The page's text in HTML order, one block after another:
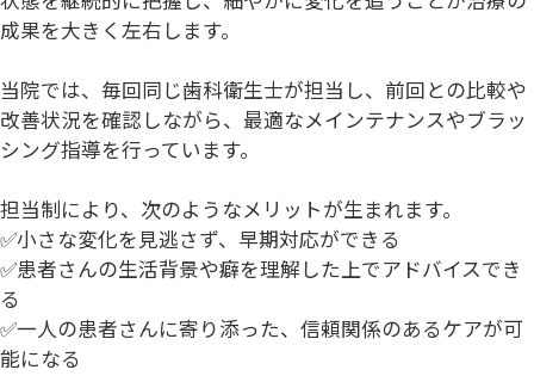
成果を大きく左右します。
当院では、 毎回同じ歯科衛生士が担当 し、前回との比較や
改善状況を確認しながら、最適なメインテナンスやブラッ
シング指導を行っています。
担当制により、次のようなメリットが生まれます。
✅小さな変化を見逃さず、早期対応ができる
✅患者さんの生活背景や癖を理解した上でアドバイスでき
る
✅一人の患者さんに寄り添った、信頼関係のあるケアが可
能になる